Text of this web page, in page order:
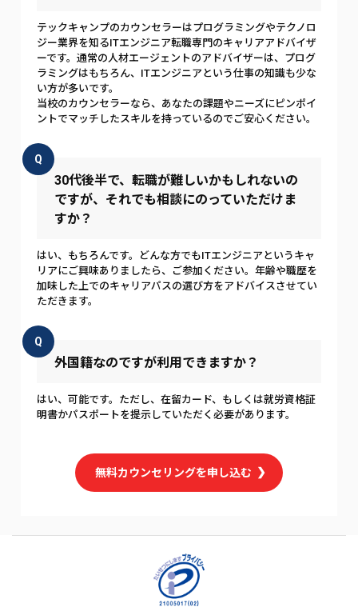
テックキャンプのカウンセラーはプログラミングやテクノロ
ジー業界を知るITエンジニア転職専門のキャリアアドバイザ
ーです。通常の人材エージェントのアドバイザーは、プログ
ラミングはもちろん、ITエンジニアという仕事の知識も少な
い方が多いです。
当校のカウンセラーなら、あなたの課題やニーズにピンポイ
ントでマッチしたスキルを持っているのでご安心ください。
Q
30代後半で、転職が難しいかもしれないの
ですが、それでも相談にのっていただけま
すか？
はい、もちろんです。どんな方でもITエンジニアというキャ
リアにご興味ありましたら、ご参加ください。年齢や職歴を
加味した上でのキャリアパスの選び方をアドバイスさせてい
ただきます。
Q
外国籍なのですが利用できますか？
はい、可能です。ただし、在留カード、もしくは就労資格証
明書かパスポートを提示していただく必要があります。
無料カウンセリングを申し込む